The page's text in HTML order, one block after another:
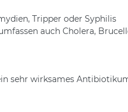
Tripper oder Syphilis
auch Cholera,
sehr wirksames